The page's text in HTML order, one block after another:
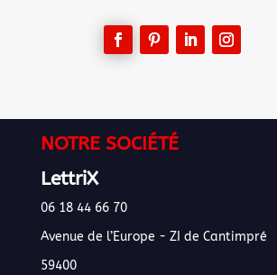
NOTRE SOCIÉTÉ
LettriX
06 18 44 66 70
Avenue de l’Europe - ZI de Cantimpré
59400